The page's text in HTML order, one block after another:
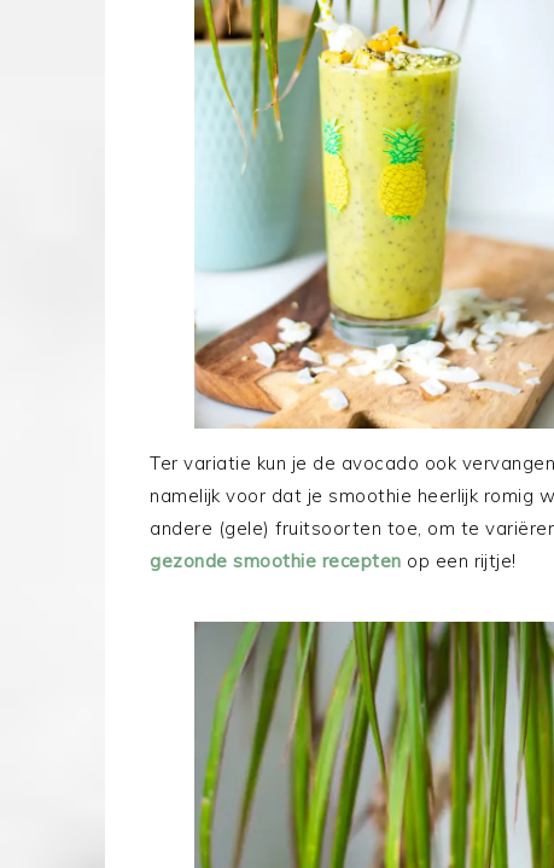
Ter variatie kun je de avocado ook
namelijk voor dat je smoothie heerlijk romig
andere (gele) fruitsoorten toe, om te
gezonde smoothie recepten op een rijtje!